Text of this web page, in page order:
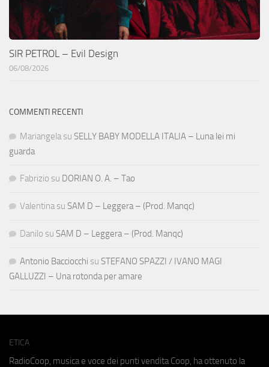
SIR PETROL – Evil Design
06/08/2026
COMMENTI RECENTI
Mariangela su SELLY BABY MODELLA ITALIA – Luna lei mi
guarda
Fabrizio su DORIAN O. A. – Tao
Valentina su SAM D – Leggera – (Prod. Manqc)
Danilo su SAM D – Leggera – (Prod. Manqc)
Antonio Bacciocchi su STEFANO SPAZZI / IVANO MAGI
GALLUZZI – Una rotonda per amare
ETICA
RadioCoop, musica e voce dei punti vendita Coop, ha ottenuto la